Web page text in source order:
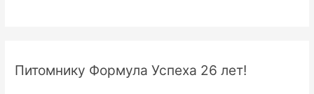
Питомнику Формула Успеха 26 лет!